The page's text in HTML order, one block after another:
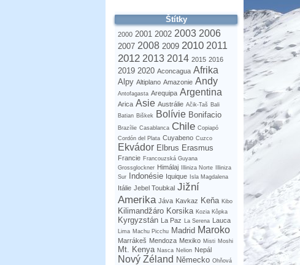
Štítky
2000 2001 2002 2003 2006
2007 2008 2009 2010 2011
2012 2013 2014 2015 2016
2019 2020 Aconcagua Afrika
Alpy Altiplano Amazonie Andy
Antofagasta Arequipa Argentina
Arica Asie Austrálie Ačik-Taš Bali
Batian Biškek Bolívie Bonifacio
Brazílie Casablanca Chile Copiapó
Cordón del Plata Cuyabeno Cuzco
Ekvádor Elbrus Erasmus
Francie Francouzská Guyana
Grossglockner Himálaj Illiniza Norte
Illiniza
Sur
Indonésie Iquique Isla Magdalena
Itálie Jebel Toubkal Jižní
Amerika Jáva Kavkaz Keňa Kibo
Kilimandžáro Korsika Kozia Kôpka
Kyrgyzstán La Paz La Serena Lauca
Lima Machu Picchu Madrid Maroko
Marrákeš Mendoza Mexiko Misti Moshi
Mt. Kenya Nasca Nelion Nepál
Nový Zéland Německo Ohňová